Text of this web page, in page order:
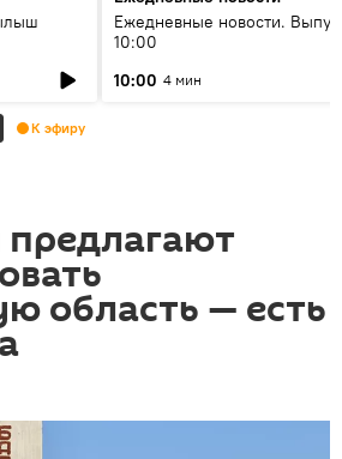
Ежедневные новости.
10:00
10:00 4 мин
К эфиру
область — есть